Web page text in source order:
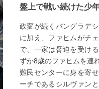
盤上で戦い続けた少
政変が続くバングラデ
に加え、ファヒムがチ
で、一家は脅迫を受け
ずか8歳のファヒムを連
難民センターに身を寄
ーチであるシルヴァン